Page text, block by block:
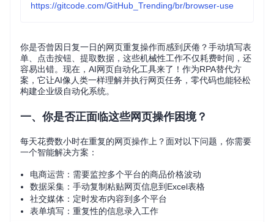
https://gitcode.com/GitHub_Trending/br/browser-use
你是否曾因日复一日的网页重复操作而感到厌倦？手动填写表
单、点击按钮、提取数据，这些机械性工作不仅耗费时间，还
容易出错。现在，AI网页自动化工具来了！作为RPA替代方
案，它让AI像人类一样理解并执行网页任务，零代码也能轻松
构建企业级自动化系统。
一、你是否正面临这些网页操作困境？
每天花费数小时在重复的网页操作上？面对以下问题，你需要
一个智能解决方案：
电商运营：需要监控多个平台的商品价格波动
数据采集：手动复制粘贴网页信息到Excel表格
社交媒体：定时发布内容到多个平台
表单填写：重复性的信息录入工作